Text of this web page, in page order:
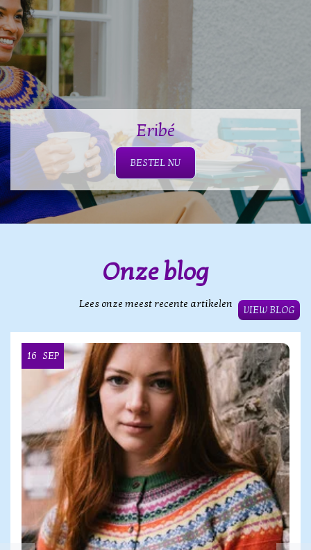
Eribé
BESTEL NU
Onze blog
Lees onze meest recente artikelen
VIEW BLOG
16 SEP